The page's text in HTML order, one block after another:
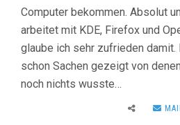
Computer bekommen. Absolut
arbeitet mit KDE, Firefox und
glaube ich sehr zufrieden damit.
schon Sachen gezeigt von
noch nichts wusste…